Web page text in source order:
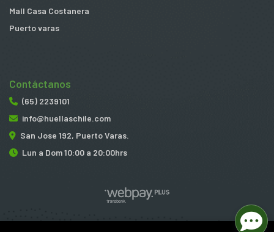
Mall Casa Costanera
Puerto varas
Contáctanos
(65) 2239101
info@huellaschile.com
San Jose 192, Puerto Varas.
Lun a Dom 10:00 a 20:00hrs